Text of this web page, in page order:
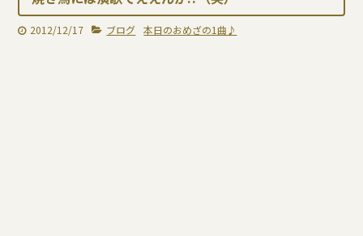
2012/12/17 ブログ 本日のおめざの1曲♪